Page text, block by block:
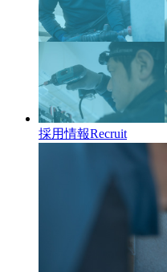
採用情報Recruit